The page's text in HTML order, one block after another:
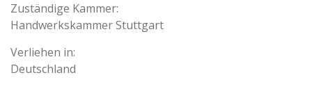
Zuständige Kammer:
Handwerkskammer Stuttgart
Verliehen in:
Deutschland